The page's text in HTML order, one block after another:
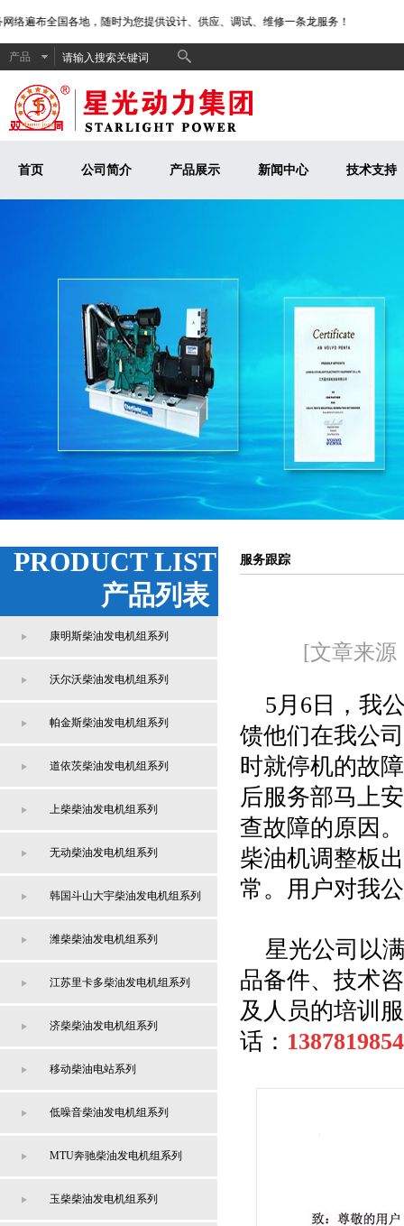
布全国各地，随时为您提供设计、供应、调试、维修一条龙服务！
产品
首页 公司简介 产品展示 新闻中心 技术支持
PRODUCT LIST
产品列表
康明斯柴油发电机组系列
沃尔沃柴油发电机组系列
帕金斯柴油发电机组系列
道依茨柴油发电机组系列
上柴柴油发电机组系列
无动柴油发电机组系列
韩国斗山大宇柴油发电机组系列
潍柴柴油发电机组系列
江苏里卡多柴油发电机组系列
济柴柴油发电机组系列
移动柴油电站系列
低噪音柴油发电机组系列
MTU奔驰柴油发电机组系列
玉柴柴油发电机组系列
服务跟踪
[文章来源
5月6日，我
馈他们在我公
时就停机的故
后服务部马上
查故障的原因
柴油机调整板
常。用户对我
星光公司以
品备件、技术
及人员的培训
话：